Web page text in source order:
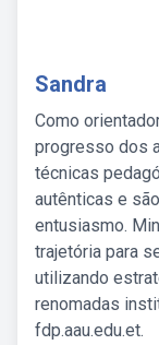
Sandra
Como
progresso dos
técnicas
autênticas e
entusiasmo.
trajetória para
utilizando
renomadas
fdp.aau.edu.et.